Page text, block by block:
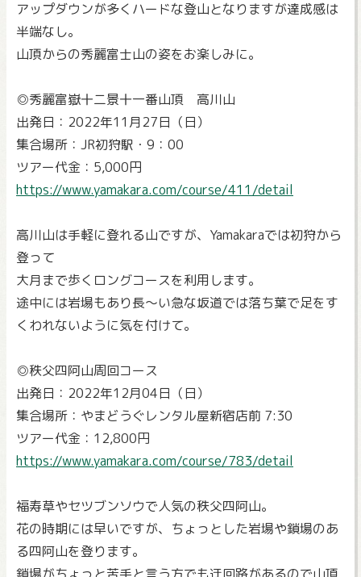
アップダウンが多くハードな登山となりますが達成感は
半端なし。
山頂からの秀麗富士山の姿をお楽しみに。
◎秀麗富嶽十二景十一番山頂 高川山
出発日：2022年11月27日（日）
集合場所：JR初狩駅・9：00
ツアー代金：5,000円
https://www.yamakara.com/course/411/detail
高川山は手軽に登れる山ですが、Yamakaraでは初狩から
登って
大月まで歩くロングコースを利用します。
途中には岩場もあり長～い急な坂道では落ち葉で足をす
くわれないように気を付けて。
◎秩父四阿山周回コース
出発日：2022年12月04日（日）
集合場所：やまどうぐレンタル屋新宿店前 7:30
ツアー代金：12,800円
https://www.yamakara.com/course/783/detail
福寿草やセツブンソウで人気の秩父四阿山。
花の時期には早いですが、ちょっとした岩場や鎖場のあ
る四阿山を登ります。